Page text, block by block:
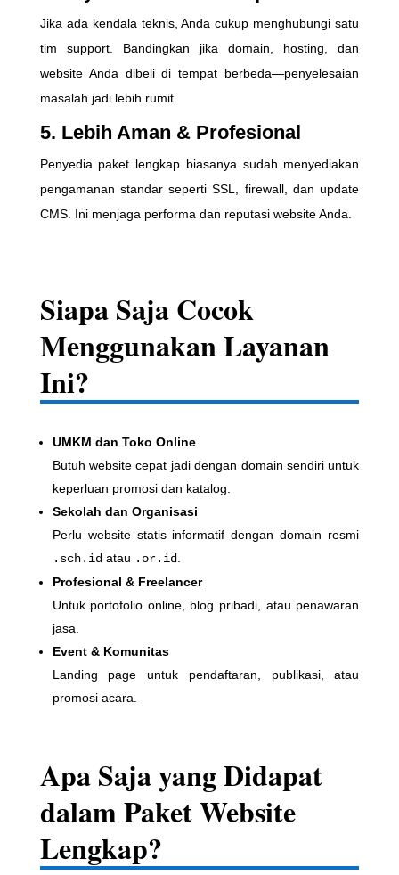
Jika ada kendala teknis, Anda cukup menghubungi satu
tim support. Bandingkan jika domain, hosting, dan
website Anda dibeli di tempat berbeda—penyelesaian
masalah jadi lebih rumit.
5. Lebih Aman & Profesional
Penyedia paket lengkap biasanya sudah menyediakan
pengamanan standar seperti SSL, firewall, dan update
CMS. Ini menjaga performa dan reputasi website Anda.
Siapa Saja Cocok
Menggunakan Layanan
Ini?
UMKM dan Toko Online
Butuh website cepat jadi dengan domain sendiri untuk
keperluan promosi dan katalog.
Sekolah dan Organisasi
Perlu website statis informatif dengan domain resmi
.sch.idatau .or.id.
Profesional & Freelancer
Untuk portofolio online, blog pribadi, atau penawaran
jasa.
Event & Komunitas
Landing page untuk pendaftaran, publikasi, atau
promosi acara.
Apa Saja yang Didapat
dalam Paket Website
Lengkap?